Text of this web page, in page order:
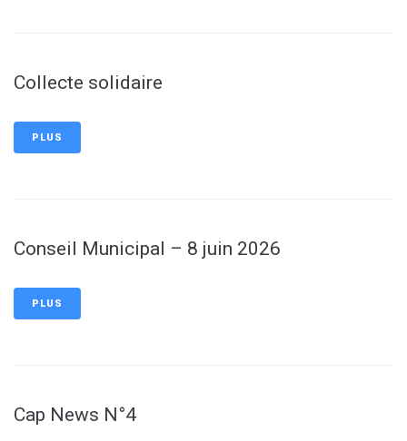
Collecte solidaire
PLUS
Conseil Municipal – 8 juin 2026
PLUS
Cap News N°4